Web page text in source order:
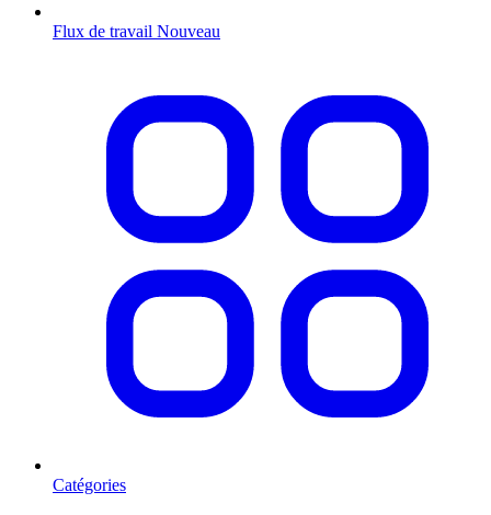
Flux de travail Nouveau
Catégories